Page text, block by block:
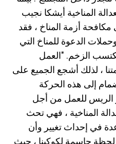
المناخية أيشكا نجيب
20 عامًا إلى مكافحة أزمة المناخ ، فقد
الدعوة للمناخ التي
الزخم. "العمل
، لذلك أشجع الجميع على
إلى هذه الحركة
الريس للعمل من أجل
المناخية ، فهي تحث
في إحداث تغيير وأن
حاسمة لكوكبنا ، حيث